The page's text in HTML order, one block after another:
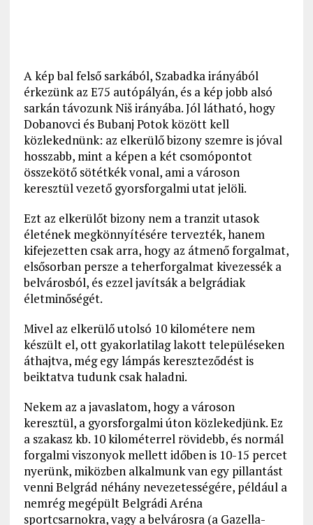
A kép bal felső sarkából, Szabadka irányából
érkezünk az E75 autópályán, és a kép jobb alsó
sarkán távozunk Niš irányába. Jól látható, hogy
Dobanovci és Bubanj Potok között kell
közlekednünk: az elkerülő bizony szemre is jóval
hosszabb, mint a képen a két csomópontot
összekötő sötétkék vonal, ami a városon
keresztül vezető gyorsforgalmi utat jelöli.
Ezt az elkerülőt bizony nem a tranzit utasok
életének megkönnyítésére tervezték, hanem
kifejezetten csak arra, hogy az átmenő forgalmat,
elsősorban persze a teherforgalmat kivezessék a
belvárosból, és ezzel javítsák a belgrádiak
életminőségét.
Mivel az elkerülő utolsó 10 kilométere nem
készült el, ott gyakorlatilag lakott településeken
áthajtva, még egy lámpás kereszteződést is
beiktatva tudunk csak haladni.
Nekem az a javaslatom, hogy a városon
keresztül, a gyorsforgalmi úton közlekedjünk. Ez
a szakasz kb. 10 kilométerrel rövidebb, és normál
forgalmi viszonyok mellett időben is 10-15 percet
nyerünk, miközben alkalmunk van egy pillantást
venni Belgrád néhány nevezetességére, például a
nemrég megépült Belgrádi Aréna
sportcsarnokra, vagy a belvárosra (a Gazella-